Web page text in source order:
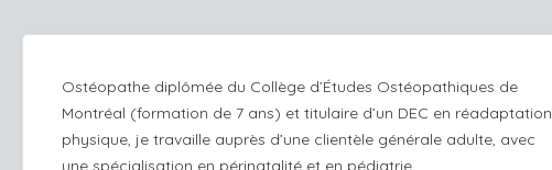
Ostéopathe diplômée du Collège d’Études Ostéopathiques de
Montréal (formation de 7 ans) et titulaire d’un DEC en réadaptation
physique, je travaille auprès d’une clientèle générale adulte, avec
une spécialisation en périnatalité et en pédiatrie.